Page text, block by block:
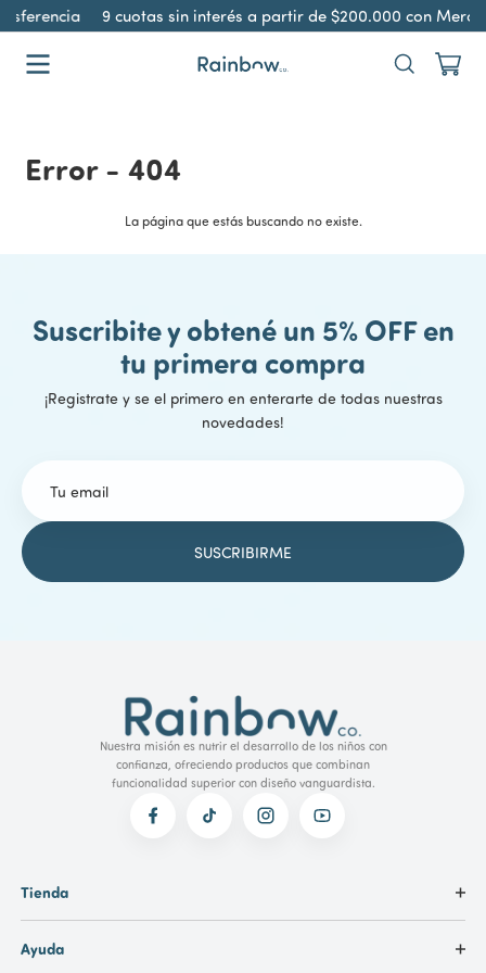
9 cuotas sin interés a partir de $200.000 con
Error - 404
La página que estás buscando no existe.
Suscribite y obtené un 5% OFF en
tu primera compra
¡Registrate y se el primero en enterarte de todas nuestras
novedades!
Nuestra misión es nutrir el desarrollo de los niños con
confianza, ofreciendo productos que combinan
funcionalidad superior con diseño vanguardista.
Tienda
Ayuda